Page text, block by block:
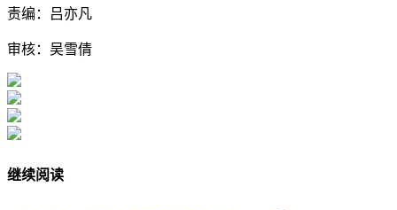
责编：吕亦凡
审核：吴雪倩
继续阅读